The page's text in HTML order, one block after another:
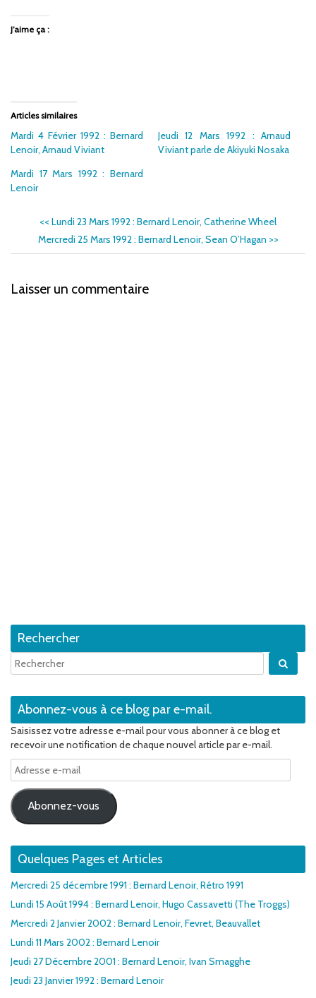
J’aime ça :
Articles similaires
Mardi 4 Février 1992 : Bernard
Lenoir, Arnaud Viviant
Jeudi 12 Mars 1992 : Arnaud
Viviant parle de Akiyuki Nosaka
Mardi 17 Mars 1992 : Bernard
Lenoir
<< Lundi 23 Mars 1992 : Bernard Lenoir, Catherine Wheel
Mercredi 25 Mars 1992 : Bernard Lenoir, Sean O’Hagan >>
Laisser un commentaire
Rechercher
Abonnez-vous à ce blog par e-mail.
Saisissez votre adresse e-mail pour vous abonner à ce blog et
recevoir une notification de chaque nouvel article par e-mail.
Adresse
e-
mail
Abonnez-vous
Quelques Pages et Articles
Mercredi 25 décembre 1991 : Bernard Lenoir, Rétro 1991
Lundi 15 Août 1994 : Bernard Lenoir, Hugo Cassavetti (The Troggs)
Mercredi 2 Janvier 2002 : Bernard Lenoir, Fevret, Beauvallet
Lundi 11 Mars 2002 : Bernard Lenoir
Jeudi 27 Décembre 2001 : Bernard Lenoir, Ivan Smagghe
Jeudi 23 Janvier 1992 : Bernard Lenoir